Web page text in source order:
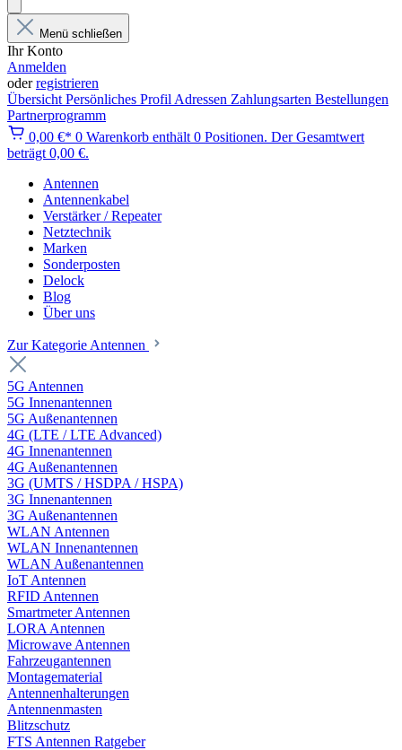
Menü schließen
Ihr Konto
Anmelden
oderregistrieren
Übersicht Persönliches Profil Adressen Zahlungsarten Bestellungen
Partnerprogramm
0,00 €* 0 Warenkorb enthält 0 Positionen. Der Gesamtwert
beträgt 0,00 €.
Antennen
Antennenkabel
Verstärker / Repeater
Netztechnik
Marken
Sonderposten
Delock
Blog
Über uns
Zur Kategorie Antennen
5G Antennen
5G Innenantennen
5G Außenantennen
4G (LTE / LTE Advanced)
4G Innenantennen
4G Außenantennen
3G (UMTS / HSDPA / HSPA)
3G Innenantennen
3G Außenantennen
WLAN Antennen
WLAN Innenantennen
WLAN Außenantennen
IoT Antennen
RFID Antennen
Smartmeter Antennen
LORA Antennen
Microwave Antennen
Fahrzeugantennen
Montagematerial
Antennenhalterungen
Antennenmasten
Blitzschutz
FTS Antennen Ratgeber